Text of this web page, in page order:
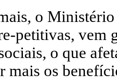
o
petitivas, vem
o que
mais os